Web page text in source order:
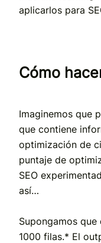
aplicarlos para
Cómo
Imaginemos que
que contiene
optimización de
puntaje de
SEO
así…
Supongamos
1000 filas.* El